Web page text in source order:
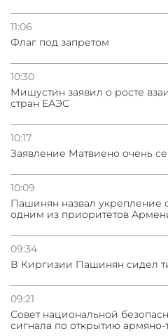
11:06
Флаг под запретом
10:30
Мишустин заявил о росте
стран ЕАЭС
10:17
Заявление Матвиено очень
10:09
Пашинян назвал укрепление
одним из приоритетов
09:34
В Киргизии Пашинян сидел
09:21
Совет национальной
сигнала по открытию
Грузия развивается
вызовы – минэкономики